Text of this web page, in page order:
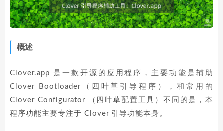
概述
Clover.app 是一款开源的应用程序，主要功能是辅助
Clover Bootloader（四叶草引导程序），和常用的
Clover Configurator （四叶草配置工具）不同的是，本
程序功能主要专注于 Clover 引导功能本身。